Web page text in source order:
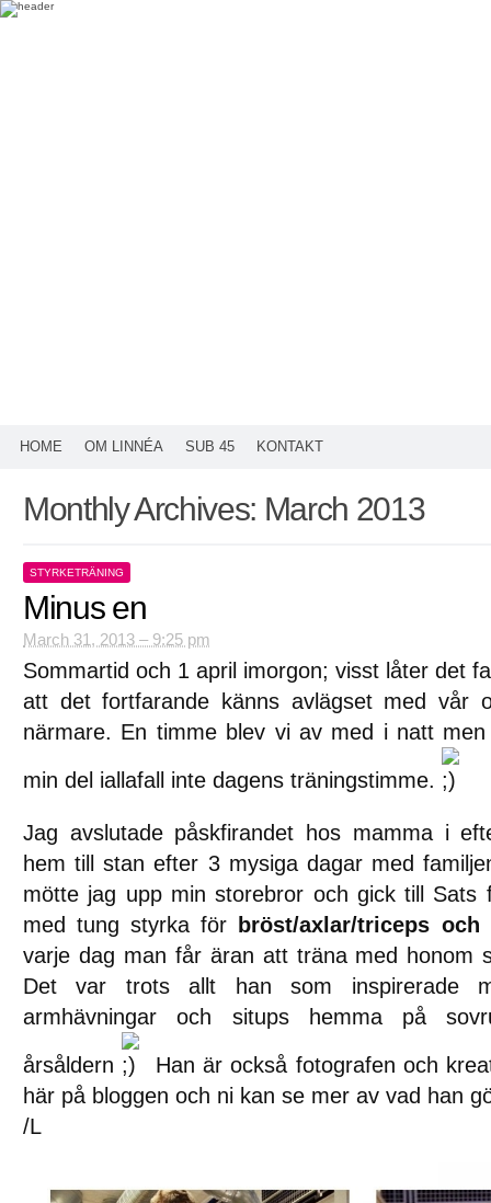
HOME OM LINNÉA SUB 45 KONTAKT
Monthly Archives: March 2013
STYRKETRÄNING
Minus en
March 31, 2013 – 9:25 pm
Sommartid och 1 april imorgon; visst låter det
att det fortfarande känns avlägset med vår
närmare. En timme blev vi av med i natt
min del iallafall inte dagens träningstimme.
Jag avslutade påskfirandet hos mamma i
hem till stan efter 3 mysiga dagar med
mötte jag upp min storebror och gick till
med tung styrka för bröst/axlar/triceps och
varje dag man får äran att träna med honom
Det var trots allt han som inspirerade
armhävningar och situps hemma på
årsåldern
Han är också fotografen och
här på bloggen och ni kan se mer av vad han
/L